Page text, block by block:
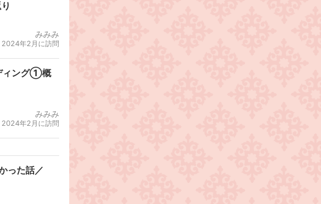
みみみ
2024年2月に訪問
ィング①概
みみみ
2024年2月に訪問
った話／